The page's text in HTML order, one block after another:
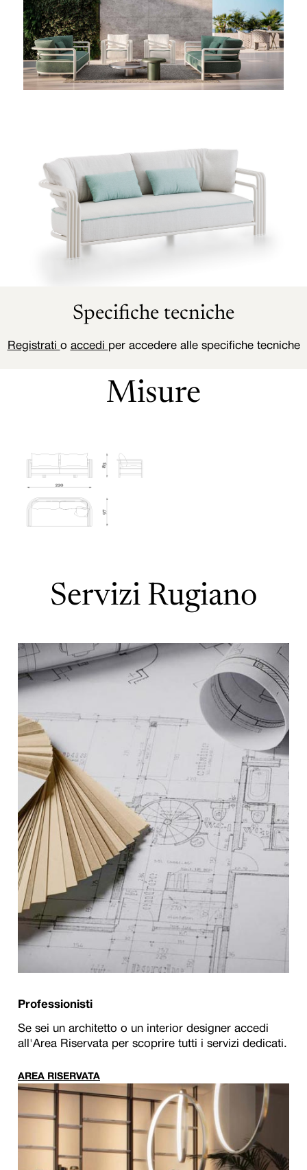
Specifiche tecniche
Registrati o accedi per accedere alle specifiche tecniche
Misure
Servizi Rugiano
Professionisti
Se sei un architetto o un interior designer accedi
all'Area Riservata per scoprire tutti i servizi dedicati.
AREA RISERVATA